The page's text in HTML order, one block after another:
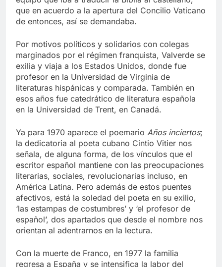
que en acuerdo a la apertura del Concilio Vaticano
de entonces, así se demandaba.
Por motivos políticos y solidarios con colegas
marginados por el régimen franquista, Valverde se
exilia y viaja a los Estados Unidos, donde fue
profesor en la Universidad de Virginia de
literaturas hispánicas y comparada. También en
esos años fue catedrático de literatura española
en la Universidad de Trent, en Canadá.
Ya para 1970 aparece el poemario Años inciertos;
la dedicatoria al poeta cubano Cintio Vitier nos
señala, de alguna forma, de los vínculos que el
escritor español mantiene con las preocupaciones
literarias, sociales, revolucionarias incluso, en
América Latina. Pero además de estos puentes
afectivos, está la soledad del poeta en su exilio,
‘las estampas de costumbres’ y ‘el profesor de
español’, dos apartados que desde el nombre nos
orientan al adentrarnos en la lectura.
Con la muerte de Franco, en 1977 la familia
regresa a España y se intensifica la labor del